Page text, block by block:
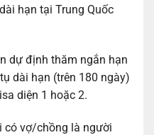
hạn tại Trung Quốc
dự định thăm ngắn hạn
dài hạn (trên 180 ngày)
diện 1 hoặc 2.
có vợ/chồng là người